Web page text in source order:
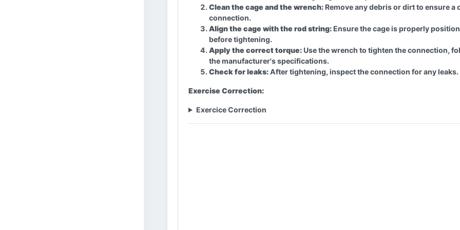
Clean the cage and the wrench: Remove any debris or dirt to ensure a
connection.
Align the cage with the rod string: Ensure the cage is properly
before tightening.
Apply the correct torque: Use the wrench to tighten the connection,
the manufacturer's specifications.
Check for leaks:After tightening, inspect the connection for any leaks.
Exercise Correction:
Exercice Correction